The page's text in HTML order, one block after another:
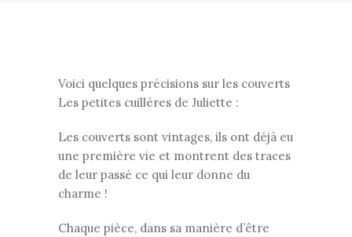
Voici quelques précisions sur les couverts
Les petites cuillères de Juliette :
Les couverts sont vintages, ils ont déjà eu
une première vie et montrent des traces
de leur passé ce qui leur donne du
charme !
Chaque pièce, dans sa manière d’être